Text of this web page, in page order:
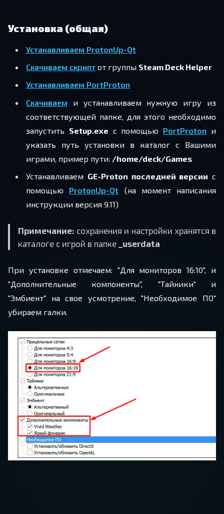
Установка (общая)
Устанавливаем ProtonUp-Qt
Скачиваем скрипт от группы Steam Deck Helper
Устанавливаем PortProton
Скачиваем и устанавливаем нужную игру из
соответствующей папке, для этого необходимо
запустить Setup.exe с помощью PortProton и
указать путь установки в каталог с Вашими
играми, пример пути: /home/deck/Games
Устанавливаем GE-Proton последней версии c
помощью ProtonUp-Qt (на момент написания
инструкции версия 9.11)
Примечание: сохранения и настройки хранятся в
каталоге с игрой в папке
_userdata
При установке отмечаем: "Для мониторов 16:10", и
"Дополнительные компоненты", "Тайники" и
"Эмбиент" на свое усмотрение, "Необходимое ПО"
убираем галки.